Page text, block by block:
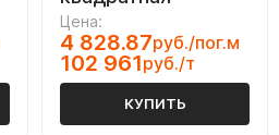
Цена:
4 828.87руб./пог.м
102 961руб./т
КУПИТЬ